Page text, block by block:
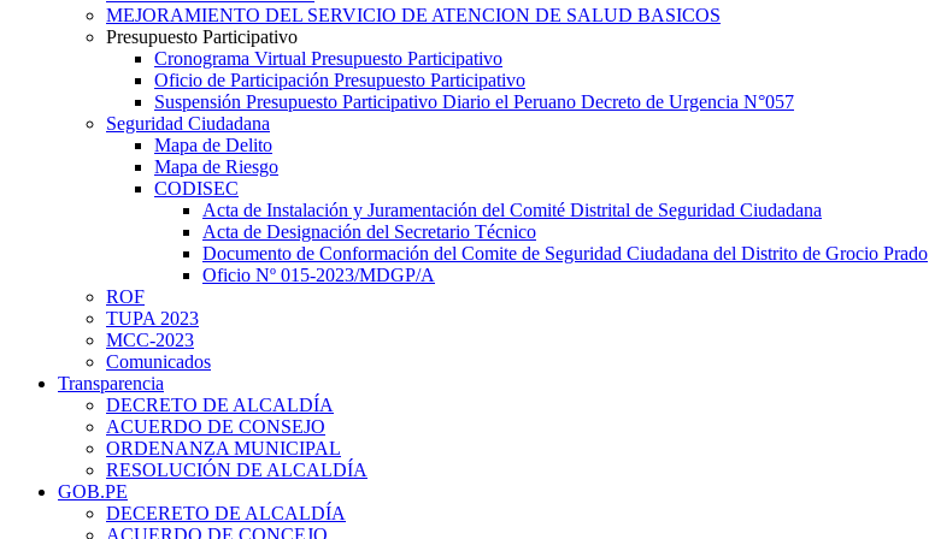
MEJORAMIENTO DEL SERVICIO DE ATENCION DE SALUD BASICOS
Presupuesto Participativo
Cronograma Virtual Presupuesto Participativo
Oficio de Participación Presupuesto Participativo
Suspensión Presupuesto Participativo Diario el Peruano Decreto de Urgencia N°057
Seguridad Ciudadana
Mapa de Delito
Mapa de Riesgo
CODISEC
Acta de Instalación y Juramentación del Comité Distrital de Seguridad Ciudadana
Acta de Designación del Secretario Técnico
Documento de Conformación del Comite de Seguridad Ciudadana del Distrito de Grocio Prado
Oficio Nº 015-2023/MDGP/A
ROF
TUPA 2023
MCC-2023
Comunicados
Transparencia
DECRETO DE ALCALDÍA
ACUERDO DE CONSEJO
ORDENANZA MUNICIPAL
RESOLUCIÓN DE ALCALDÍA
GOB.PE
DECERETO DE ALCALDÍA
ACUERDO DE CONCEJO